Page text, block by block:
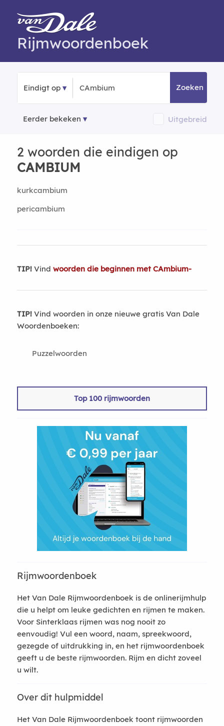
Rijmwoordenboek
Eindigt op Zoeken
Eerder bekeken Uitgebreid
2 woorden die eindigen op
CAMBIUM
kurkcambium
pericambium
TIP!Vind woorden die beginnen met CAmbium-
TIP!Vind woorden in onze nieuwe gratis Van Dale
Woordenboeken:
Puzzelwoorden
Top 100 rijmwoorden
Rijmwoordenboek
Het Van Dale Rijmwoordenboek is de onlinerijmhulp
die u helpt om leuke gedichten en rijmen te maken.
Voor Sinterklaas rijmen was nog nooit zo
eenvoudig! Vul een woord, naam, spreekwoord,
gezegde of uitdrukking in, en het rijmwoordenboek
geeft u de beste rijmwoorden. Rijm en dicht zoveel
u wilt.
Over dit hulpmiddel
Het Van Dale Rijmwoordenboek toont rijmwoorden